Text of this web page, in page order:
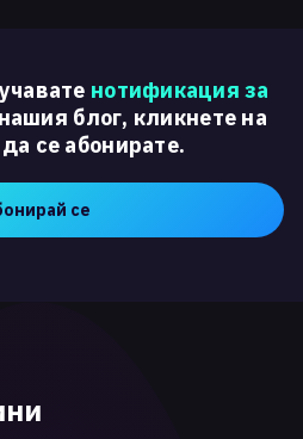
нотификация за
блог, кликнете на
се абонирате.
се